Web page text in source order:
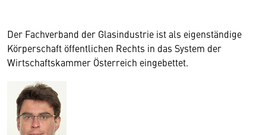
Der Fachverband der Glasindustrie ist als eigenständige
Körperschaft öffentlichen Rechts in das System der
Wirtschaftskammer Österreich eingebettet.